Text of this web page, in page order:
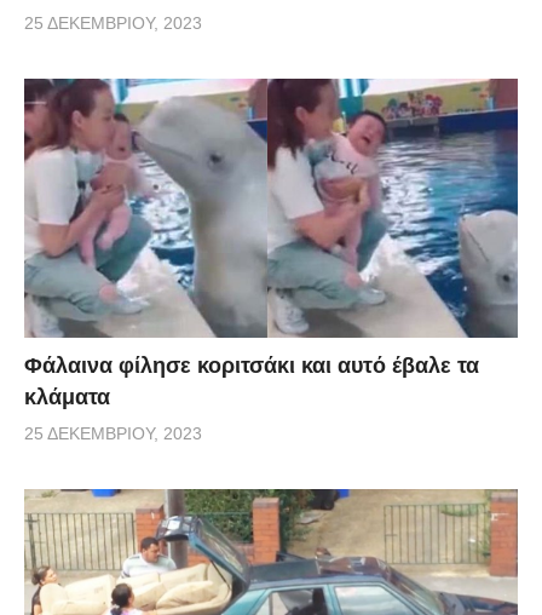
25 ΔΕΚΕΜΒΡΊΟΥ, 2023
Φάλαινα φίλησε κοριτσάκι και αυτό έβαλε τα
κλάματα
25 ΔΕΚΕΜΒΡΊΟΥ, 2023